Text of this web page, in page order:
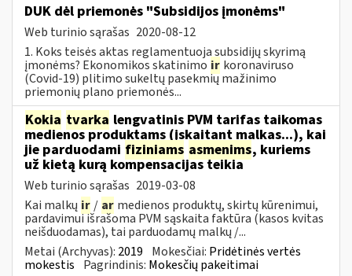
DUK dėl priemonės "Subsidijos įmonėms"
Web turinio sąrašas 2020-08-12
1. Koks teisės aktas reglamentuoja subsidijų skyrimą
įmonėms? Ekonomikos skatinimo ir koronaviruso
(Covid-19) plitimo sukeltų pasekmių mažinimo
priemonių plano priemonės...
Kokia tvarka lengvatinis PVM tarifas taikomas
medienos produktams (įskaitant malkas...), kai
jie parduodami fiziniams asmenims, kuriems
už kietą kurą kompensacijas teikia
Web turinio sąrašas 2019-03-08
Kai malkų ir / ar medienos produktų, skirtų kūrenimui,
pardavimui išrašoma PVM sąskaita faktūra (kasos kvitas
neišduodamas), tai parduodamų malkų /...
Metai (Archyvas): 2019 Mokesčiai: Pridėtinės vertės
mokestis Pagrindinis: Mokesčių pakeitimai